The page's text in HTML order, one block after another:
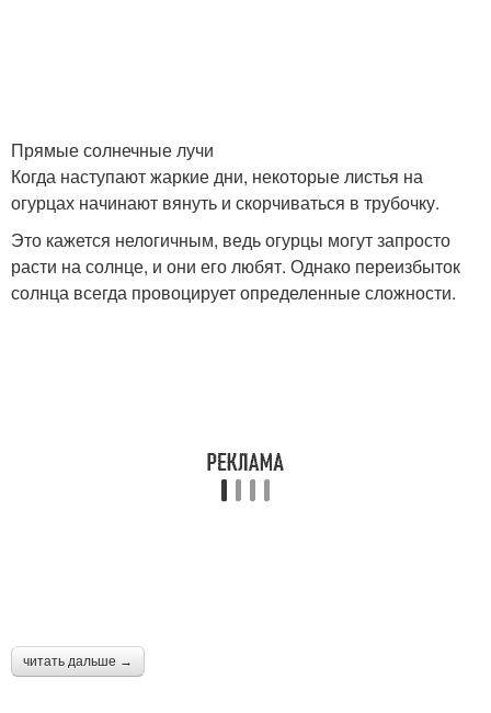
Прямые солнечные лучи
Когда наступают жаркие дни, некоторые листья на
огурцах начинают вянуть и скорчиваться в трубочку.
Это кажется нелогичным, ведь огурцы могут запросто
расти на солнце, и они его любят. Однако переизбыток
солнца всегда провоцирует определенные сложности.
читать дальше →